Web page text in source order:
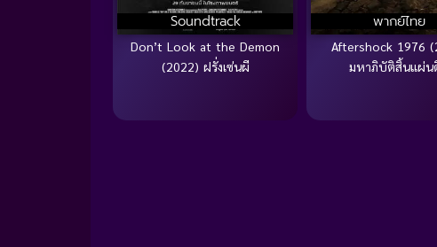
Soundtrack
Don’t Look at the Demon
(2022) ฝรั่งเซ่นผี
พากย์ไทย
Aftershock 1976
มหาภิบัติสิ้นแผ่น